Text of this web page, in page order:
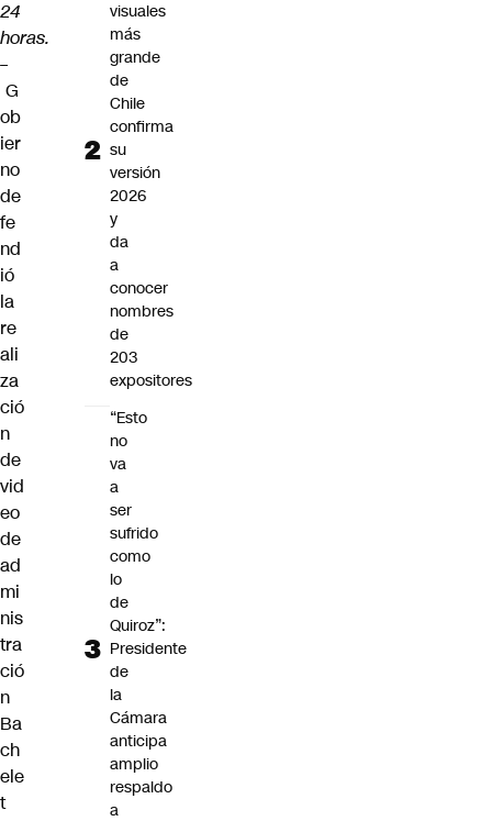
24
horas.
–
G
ob
ier
no
de
fe
nd
ió
la
re
ali
za
ció
n
de
vid
eo
de
ad
mi
nis
tra
ció
n
Ba
ch
ele
t
visuales
más
grande
de
Chile
confirma
su
versión
2026
y
da
a
conocer
nombres
de
203
expositores
“Esto
no
va
a
ser
sufrido
como
lo
de
Quiroz”:
Presidente
de
la
Cámara
anticipa
amplio
respaldo
a